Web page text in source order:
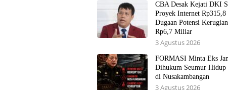
CBA Desak Kejati DKI
Proyek Internet
Dugaan Potensi
Rp6,7 Miliar
3 Agustus 2026
FORMASI Minta Eks
Dihukum Seumur Hidup
di Nusakambangan
3 Agustus 2026